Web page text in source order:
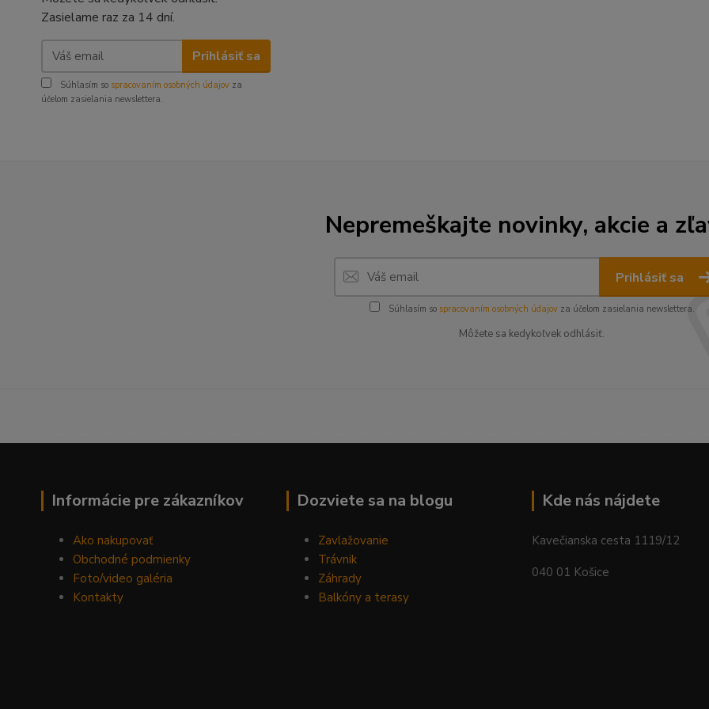
Zasielame raz za 14 dní.
Prihlásiť sa
Súhlasím so spracovaním osobných údajov za
účelom zasielania newslettera.
Nepremeškajte novinky, akcie a
Prihlásiť sa
Súhlasím so spracovaním osobných údajovza účelom zasielania newslettera.
Môžete sa kedykoľvek odhlásiť.
Informácie pre zákazníkov
Ako nakupovať
Obchodné podmienky
Foto/video galéria
Kontakty
Dozviete sa na blogu
Zavlažovanie
Trávnik
Záhrady
Balkóny a terasy
Kde nás nájdete
Kavečianska cesta 1119/12
040 01 Košice